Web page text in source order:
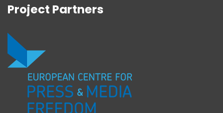
Project Partners